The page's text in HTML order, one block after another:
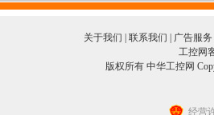
关于我们 联系我们 广告服务
工控网
版权所有 中华工控网
经营